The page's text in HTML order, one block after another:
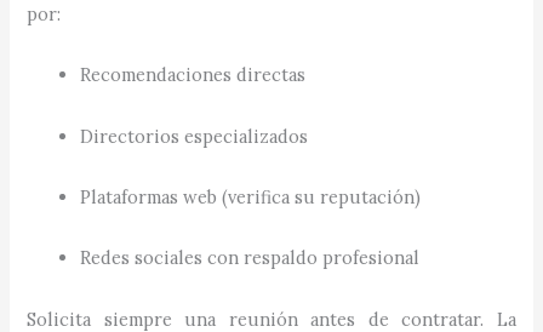
por:
Recomendaciones directas
Directorios especializados
Plataformas web (verifica su reputación)
Redes sociales con respaldo profesional
Solicita siempre una reunión antes de contratar. La